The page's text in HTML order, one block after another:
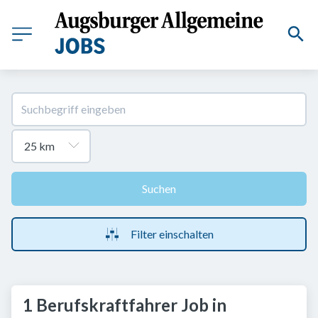
Suchen
Filter einschalten
1 Berufskraftfahrer Job in